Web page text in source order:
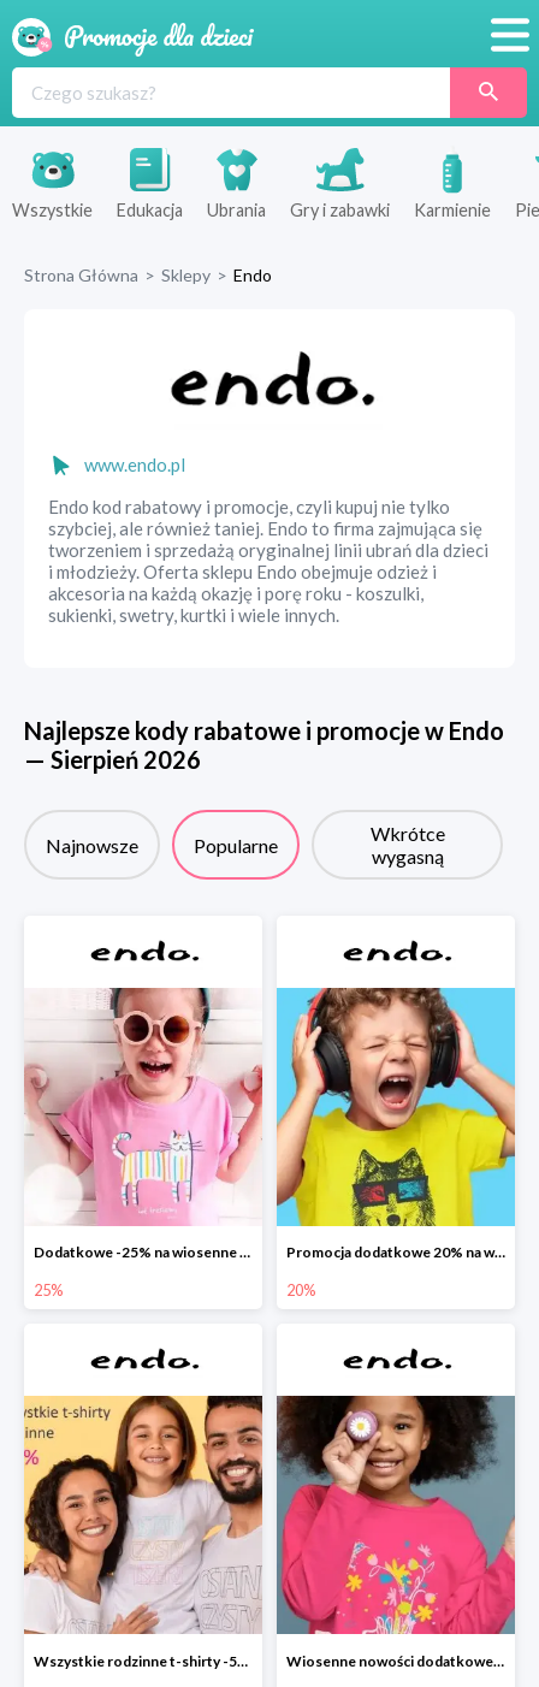
Produkty
Sklepy
Wszystkie Edukacja Ubrania Gry i zabawki Karmienie
Strona Główna > Sklepy > Endo
www.endo.pl
Endo kod rabatowy i promocje, czyli kupuj nie tylko
szybciej, ale również taniej. Endo to firma zajmująca się
tworzeniem i sprzedażą oryginalnej linii ubrań dla dzieci
i młodzieży. Oferta sklepu Endo obejmuje odzież i
akcesoria na każdą okazję i porę roku - koszulki,
sukienki, swetry, kurtki i wiele innych.
Najlepsze kody rabatowe i promocje w Endo
— Sierpień 2026
Najnowsze Popularne
Wkrótce
wygasną
Dodatkowe -25% na wiosenne nowości
25%
Promocja dodatkowe 20% na wszystko
20%
Wszystkie rodzinne t-shirty -50% Wiosenne nowości dodatkowe -20%